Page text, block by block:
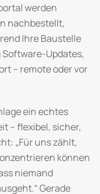
werden
nachbestellt,
Ihre Baustelle
Updates,
– remote oder vor
ein echtes
– flexibel, sicher,
„Für uns zählt,
können
niemand
Gerade